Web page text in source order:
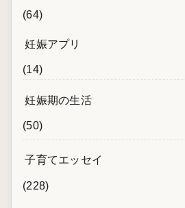
(64)
妊娠アプリ
(14)
妊娠期の生活
(50)
子育てエッセイ
(228)